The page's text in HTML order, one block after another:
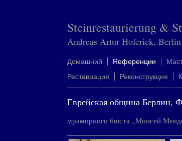
Steinrestaurierung &
Andreas Artur Hoferick, Berlin
Домашний Rеференции
Реставрация
Реконструкция
Еврейская община Берлин,
мраморного бюста „Моисей